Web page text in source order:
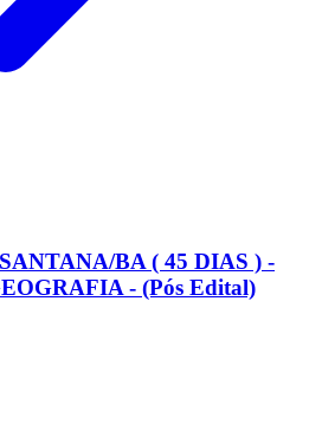
BA ( 45 DIAS ) -
- (Pós Edital)